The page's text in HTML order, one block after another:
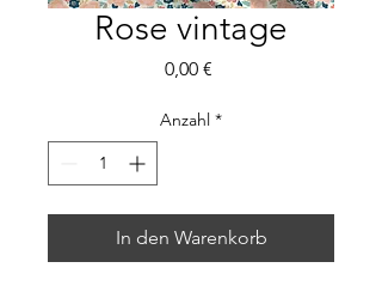
Rose vintage
0,00 €Preis
Anzahl *
In den Warenkorb